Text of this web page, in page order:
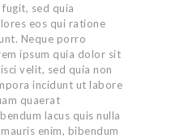
sed quia
eos qui ratione
Neque porro
ipsum quia dolor sit
velit, sed quia non
incidunt ut labore
quaerat
lacus quis nulla
enim, bibendum